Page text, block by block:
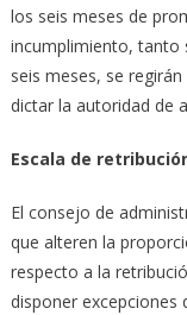
los seis meses de
incumplimiento, tanto
seis meses, se
dictar la autoridad de
Escala de
El consejo de
que alteren la
respecto a la
disponer excepciones